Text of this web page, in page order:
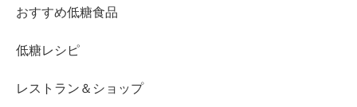
おすすめ低糖食品
低糖レシピ
レストラン＆ショップ